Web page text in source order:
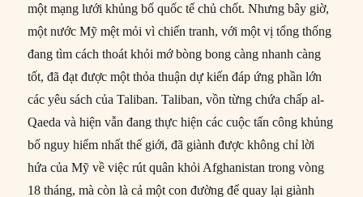
một mạng lưới khủng bố quốc tế chủ chốt. Nhưng bây giờ,
một nước Mỹ mệt mỏi vì chiến tranh, với một vị tổng thống
đang tìm cách thoát khỏi mớ bòng bong càng nhanh càng
tốt, đã đạt được một thỏa thuận dự kiến đáp ứng phần lớn
các yêu sách của Taliban. Taliban, vồn từng chứa chấp al-
Qaeda và hiện vẫn đang thực hiện các cuộc tấn công khủng
bố nguy hiểm nhất thế giới, đã giành được không chỉ lời
hứa của Mỹ về việc rút quân khỏi Afghanistan trong vòng
18 tháng, mà còn là cả một con đường để quay lại giành